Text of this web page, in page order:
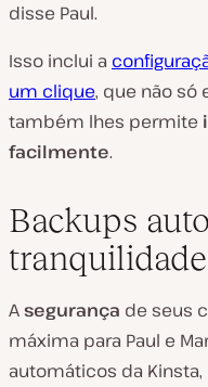
disse Paul.
Isso inclui a
um clique, que não
também lhes permite
facilmente.
Backups
tranquilidade
Asegurança de seus
máxima para Paul e
automáticos da